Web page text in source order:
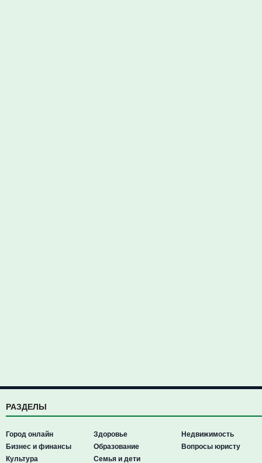
РАЗДЕЛЫ
Город онлайн
Бизнес и финансы
Культура
Здоровье
Образование
Семья и дети
Недвижимость
Вопросы юристу